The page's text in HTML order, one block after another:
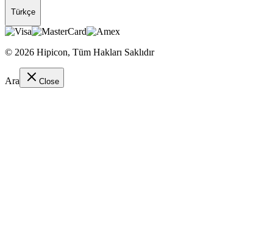
Türkçe
© 2026 Hipicon, Tüm Hakları Saklıdır
Ara Close